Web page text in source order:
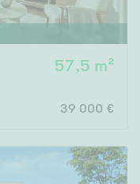
57,5 m²
39 000 €